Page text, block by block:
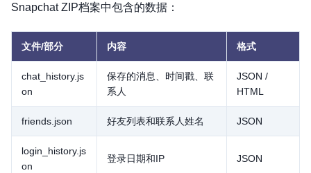
Snapchat ZIP档案中包含的数据：
文件/部分 内容 格式
chat_history.js
on
保存的消息、时间戳、联
系人
JSON /
HTML
friends.json 好友列表和联系人姓名 JSON
login_history.js
on
登录日期和IP JSON